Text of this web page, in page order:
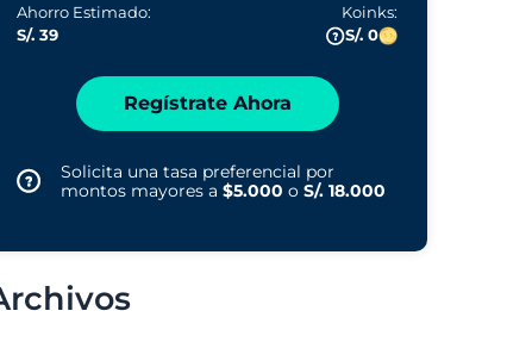
Ahorro Estimado:
S/. 39
Koinks:
S/. 0
Regístrate Ahora
Solicita una tasa preferencial por
montos mayores a $5.000 o S/. 18.000